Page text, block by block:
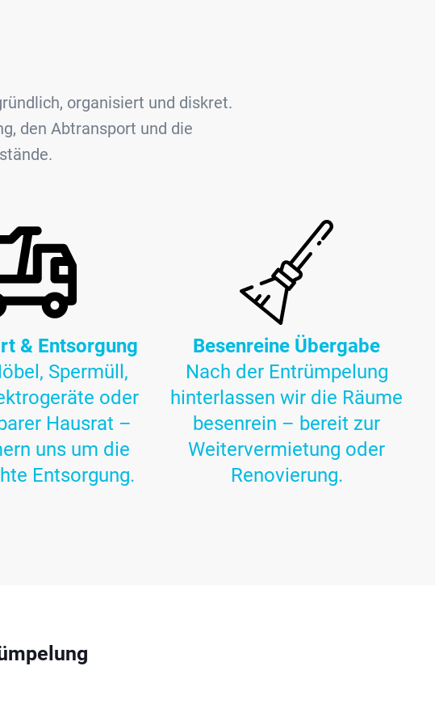
organisiert und diskret.
den Abtransport und die
& Entsorgung
Spermüll,
oder
Hausrat –
uns um die
Entsorgung.
Besenreine Übergabe
Nach der Entrümpelung
hinterlassen wir die Räume
besenrein – bereit zur
Weitervermietung oder
Renovierung.